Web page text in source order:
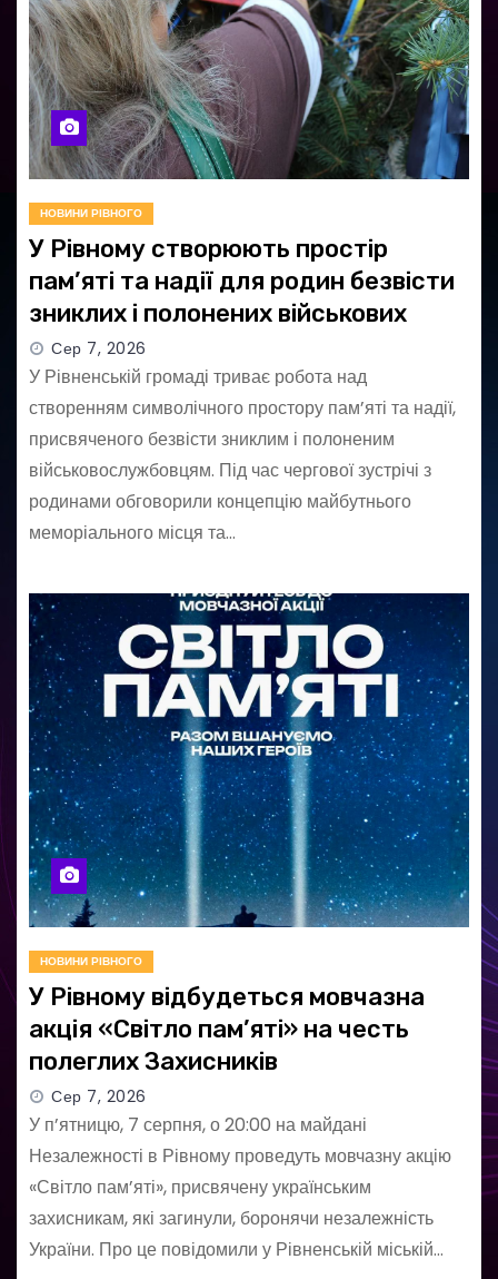
НОВИНИ РІВНОГО
У Рівному створюють простір
пам’яті та надії для родин безвісти
зниклих і полонених військових
Сер 7, 2026
У Рівненській громаді триває робота над
створенням символічного простору пам’яті та надії,
присвяченого безвісти зниклим і полоненим
військовослужбовцям. Під час чергової зустрічі з
родинами обговорили концепцію майбутнього
меморіального місця та…
НОВИНИ РІВНОГО
У Рівному відбудеться мовчазна
акція «Світло пам’яті» на честь
полеглих Захисників
Сер 7, 2026
У п’ятницю, 7 серпня, о 20:00 на майдані
Незалежності в Рівному проведуть мовчазну акцію
«Світло пам’яті», присвячену українським
захисникам, які загинули, боронячи незалежність
України. Про це повідомили у Рівненській міській…